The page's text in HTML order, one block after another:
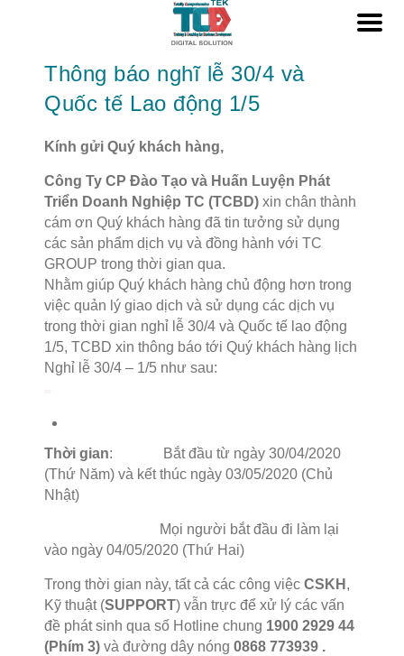
Thông báo nghĩ lễ 30/4 và
Quốc tế Lao động 1/5
Kính gửi Quý khách hàng,
Công Ty CP Đào Tạo và Huấn Luyện Phát
Triển Doanh Nghiệp TC (TCBD) xin chân thành
cám ơn Quý khách hàng đã tin tưởng sử dụng
các sản phẩm dịch vụ và đồng hành với TC
GROUP trong thời gian qua.
Nhằm giúp Quý khách hàng chủ động hơn trong
việc quản lý giao dịch và sử dụng các dịch vụ
trong thời gian nghỉ lễ 30/4 và Quốc tế lao động
1/5, TCBD xin thông báo tới Quý khách hàng lịch
Nghỉ lễ 30/4 – 1/5 như sau:
Thời gian: Bắt đầu từ ngày 30/04/2020
(Thứ Năm) và kết thúc ngày 03/05/2020 (Chủ
Nhật)
Mọi người bắt đầu đi làm lại
vào ngày 04/05/2020 (Thứ Hai)
Trong thời gian này, tất cả các công việc CSKH ,
Kỹ thuật (SUPPORT) vẫn trực để xử lý các vấn
đề phát sinh qua số Hotline chung 1900 2929 44
(Phím 3) và đường dây nóng 0868 773939 .